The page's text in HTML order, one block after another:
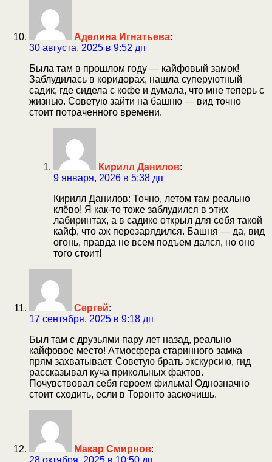
Аделина Игнатьева:
30 августа, 2025 в 9:52 дп
Была там в прошлом году — кайфовый замок!
Заблудилась в коридорах, нашла суперуютный
садик, где сидела с кофе и думала, что мне теперь с
жизнью. Советую зайти на башню — вид точно
стоит потраченного времени.
Кирилл Данилов:
9 января, 2026 в 5:38 дп
Кирилл Данилов: Точно, летом там реально
клёво! Я как-то тоже заблудился в этих
лабиринтах, а в садике открыл для себя такой
кайф, что аж перезарядился. Башня — да, вид
огонь, правда не всем подъем дался, но оно
того стоит!
Сергей:
17 сентября, 2025 в 9:18 дп
Был там с друзьями пару лет назад, реально
кайфовое место! Атмосфера старинного замка
прям захватывает. Советую брать экскурсию, гид
рассказывал куча прикольных фактов.
Почувствовал себя героем фильма! Однозначно
стоит сходить, если в Торонто заскочишь.
Макар Смирнов:
28 октября, 2025 в 10:50 дп